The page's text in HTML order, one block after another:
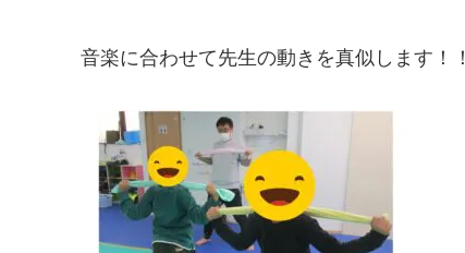
音楽に合わせて先生の動きを真似します！！